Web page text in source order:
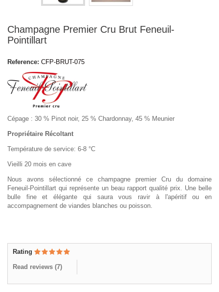
Champagne Premier Cru Brut Feneuil-
Pointillart
Reference: CFP-BRUT-075
Cépage : 30 % Pinot noir, 25 % Chardonnay, 45 % Meunier
Propriétaire Récoltant
Température de service: 6-8 °C
Vieilli 20 mois en cave
Nous avons sélectionné ce champagne premier Cru du domaine
Feneuil-Pointillart qui représente un beau rapport qualité prix. Une belle
bulle fine et élégante qui saura vous ravir à l'apéritif ou en
accompagnement de viandes blanches ou poisson.
Rating
Read reviews (7)